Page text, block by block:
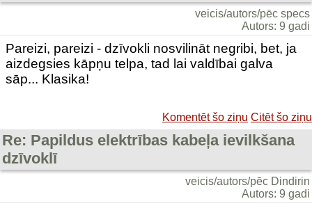
veicis/autors/pēc specs
Autors: 9 gadi
Pareizi, pareizi - dzīvokli nosvilināt negribi, bet, ja
aizdegsies kāpņu telpa, tad lai valdībai galva
sāp... Klasika!
Komentēt šo ziņu Citēt šo ziņu
Re: Papildus elektrības kabeļa ievilkšana
dzīvoklī
veicis/autors/pēc Dindirin
Autors: 9 gadi